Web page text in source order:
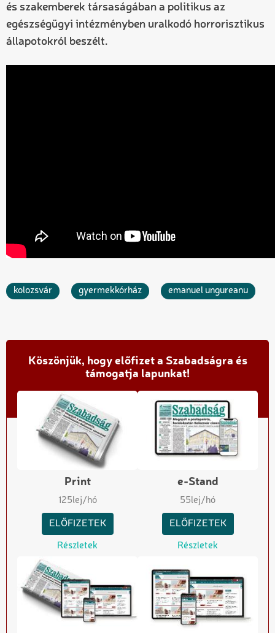
és szakemberek társaságában a politikus az
egészségügyi intézményben uralkodó horrorisztikus
állapotokról beszélt.
kolozsvár gyermekkórház emanuel ungureanu
Köszönjük, hogy előfizet a Szabadságra és
támogatja lapunkat!
Print
125lej/hó
ELŐFIZETEK
Részletek
e-Stand
55lej/hó
ELŐFIZETEK
Részletek